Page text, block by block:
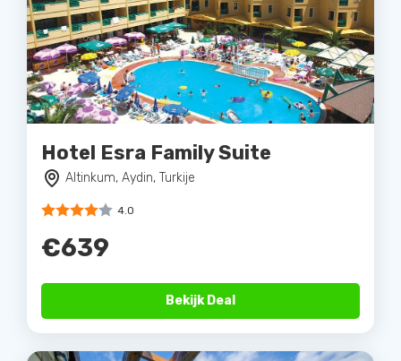
Hotel Esra Family Suite
Altinkum, Aydin, Turkije
4.0
€639
Bekijk Deal